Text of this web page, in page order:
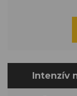
Intenzív